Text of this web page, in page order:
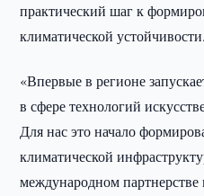
практический шаг к
климатической устойчивости.
«Впервые в регионе
в сфере технологий
Для нас это начало
климатической
международном